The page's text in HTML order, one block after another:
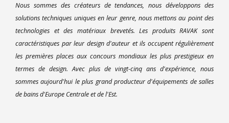
Nous sommes des créateurs de tendances, nous développons des
solutions techniques uniques en leur genre, nous mettons au point des
technologies et des matériaux brevetés. Les produits RAVAK sont
caractéristiques par leur design d'auteur et ils occupent régulièrement
les premières places aux concours mondiaux les plus prestigieux en
termes de design. Avec plus de vingt-cinq ans d'expérience, nous
sommes aujourd'hui le plus grand producteur d'équipements de salles
de bains d'Europe Centrale et de l'Est.